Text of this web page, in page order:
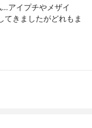
アイプチやメザイ
てきましたがどれもま